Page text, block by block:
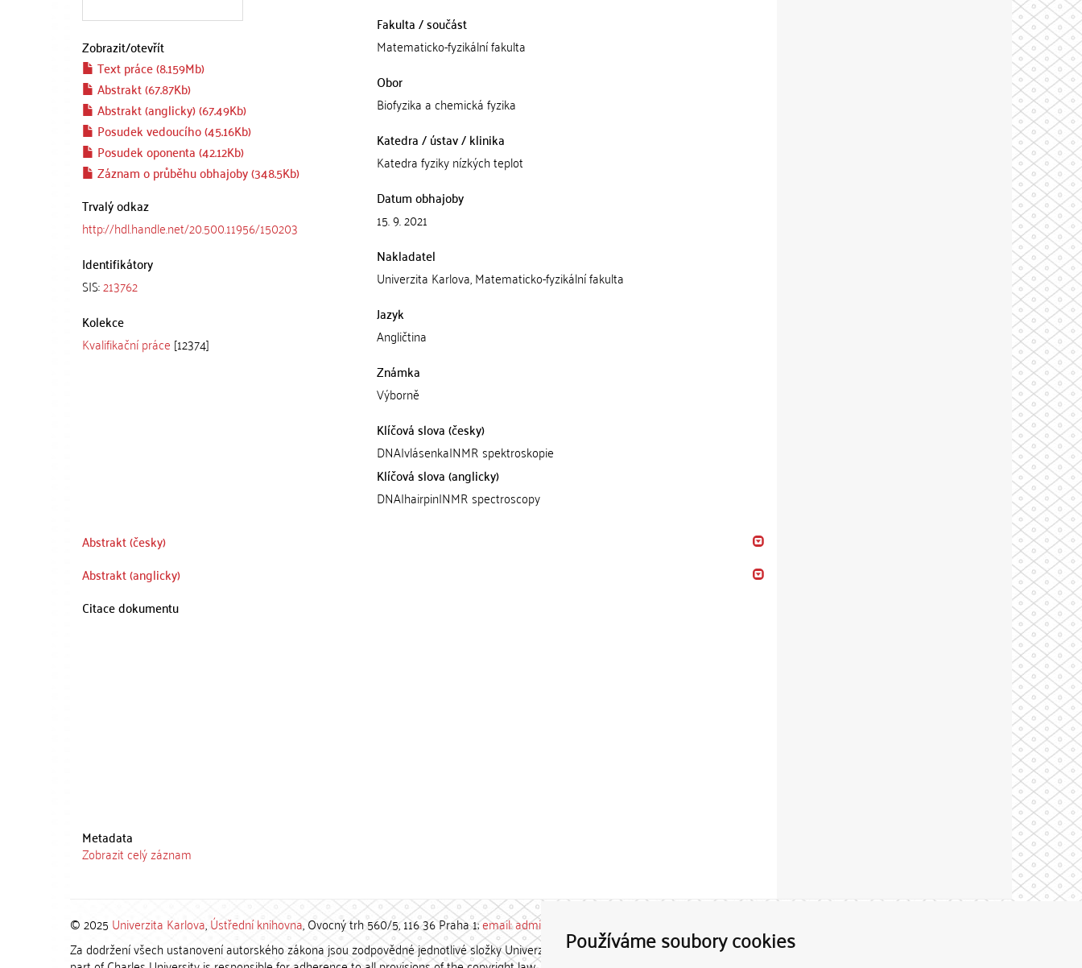
Používáme soubory cookies
Zobrazit/otevřít
Text práce (8.159Mb)
Abstrakt (67.87Kb)
Abstrakt (anglicky) (67.49Kb)
Posudek vedoucího (45.16Kb)
Posudek oponenta (42.12Kb)
Záznam o průběhu obhajoby (348.5Kb)
Trvalý odkaz
http://hdl.handle.net/20.500.11956/150203
Identifikátory
SIS:213762
Kolekce
Kvalifikační práce [12374]
Fakulta / součást
Matematicko-fyzikální fakulta
Obor
Biofyzika a chemická fyzika
Katedra / ústav / klinika
Katedra fyziky nízkých teplot
Datum obhajoby
15. 9. 2021
Nakladatel
Univerzita Karlova, Matematicko-fyzikální fakulta
Jazyk
Angličtina
Známka
Výborně
Klíčová slova (česky)
DNA|vlásenka|NMR spektroskopie
Klíčová slova (anglicky)
DNA|hairpin|NMR spectroscopy
Abstrakt (česky)
Abstrakt (anglicky)
Citace dokumentu
Metadata
Zobrazit celý záznam
© 2025 Univerzita Karlova,Ústřední knihovna, Ovocný trh 560/5, 116 36 Praha 1;email: admin-repozitar [at] cuni.cz
Za dodržení všech ustanovení autorského zákona jsou zodpovědné jednotlivé složky Univerzity Karlovy. / Each constituent